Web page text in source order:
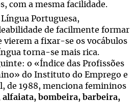
com a mesma facilidade.
Portuguesa,
de facilmente formar
vierem a fixar-se os vocábulos
torna-se mais rica.
o «Índice das Profissões
do Instituto do Emprego e
de 1988, menciona femininos
alfaiata, bombeira, barbeira,